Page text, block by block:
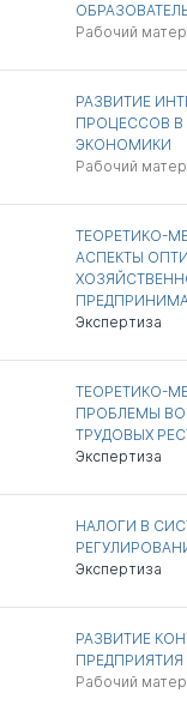
Рабочий
РАЗВИТИЕ
ПРОЦЕССОВ В
ЭКОНОМИКИ
Рабочий
ТЕОРЕТИКО-
АСПЕКТЫ
Экспертиза
ТЕОРЕТИКО-
ПРОБЛЕМЫ
ТРУДОВЫХ
Экспертиза
НАЛОГИ В
Экспертиза
РАЗВИТИЕ
Рабочий